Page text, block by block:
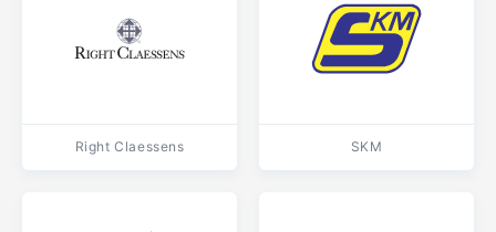
Right Claessens SKM